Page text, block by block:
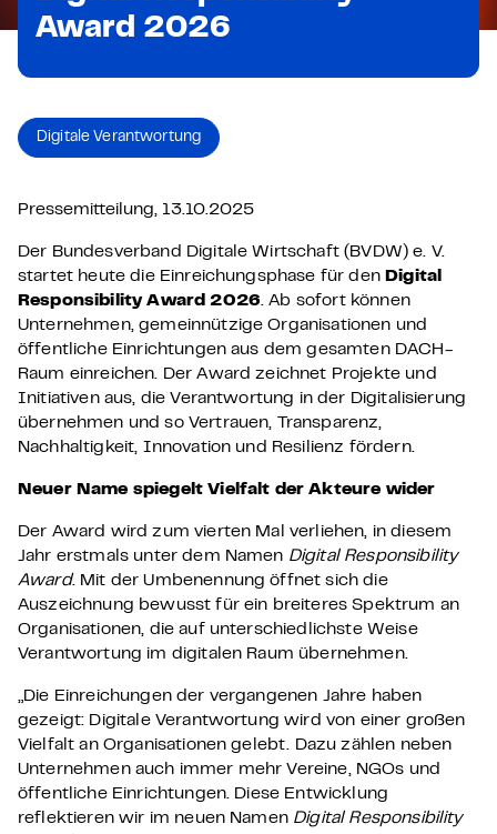
Award 2026
Digitale Verantwortung
Pressemitteilung, 13.10.2025
Der Bundesverband Digitale Wirtschaft (BVDW) e. V.
startet heute die Einreichungsphase für den Digital
Responsibility Award 2026. Ab sofort können
Unternehmen, gemeinnützige Organisationen und
öffentliche Einrichtungen aus dem gesamten DACH-
Raum einreichen. Der Award zeichnet Projekte und
Initiativen aus, die Verantwortung in der Digitalisierung
übernehmen und so Vertrauen, Transparenz,
Nachhaltigkeit, Innovation und Resilienz fördern.
Neuer Name spiegelt Vielfalt der Akteure wider
Der Award wird zum vierten Mal verliehen, in diesem
Jahr erstmals unter dem Namen Digital Responsibility
Award. Mit der Umbenennung öffnet sich die
Auszeichnung bewusst für ein breiteres Spektrum an
Organisationen, die auf unterschiedlichste Weise
Verantwortung im digitalen Raum übernehmen.
„Die Einreichungen der vergangenen Jahre haben
gezeigt: Digitale Verantwortung wird von einer großen
Vielfalt an Organisationen gelebt. Dazu zählen neben
Unternehmen auch immer mehr Vereine, NGOs und
öffentliche Einrichtungen. Diese Entwicklung
reflektieren wir im neuen Namen Digital Responsibility